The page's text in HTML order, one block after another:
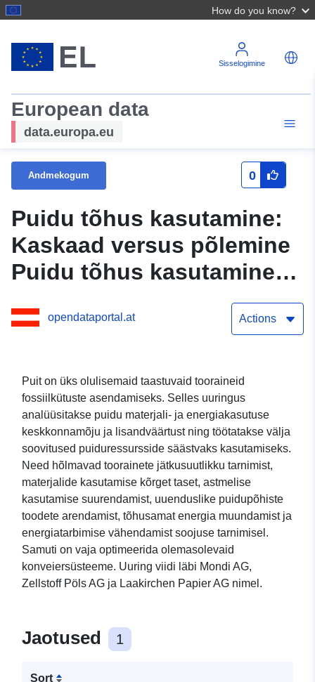
How do you know?
Sisselogimine
European data
data.europa.eu
Andmekogum 0
Puidu tõhus kasutamine:
Kaskaad versus põlemine
Puidu tõhus kasutamine:
Kaskaad versus põlemine
opendataportal.at Actions
Puit on üks olulisemaid taastuvaid tooraineid
fossiilkütuste asendamiseks. Selles uuringus
analüüsitakse puidu materjali- ja energiakasutuse
keskkonnamõju ja lisandväärtust ning töötatakse välja
soovitused puiduressursside säästvaks kasutamiseks.
Need hõlmavad toorainete jätkusuutlikku tarnimist,
materjalide kasutamise kõrget taset, astmelise
kasutamise suurendamist, uuenduslike puidupõhiste
toodete arendamist, tõhusamat energia muundamist ja
energiatarbimise vähendamist soojuse tarnimisel.
Samuti on vaja optimeerida olemasolevaid
konveiersüsteeme. Uuring viidi läbi Mondi AG,
Zellstoff Pöls AG ja Laakirchen Papier AG nimel.
Jaotused 1
Sort